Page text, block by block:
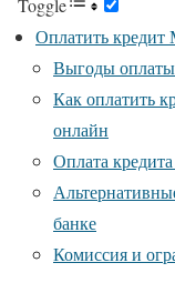
Toggle
Оплатить
Выгоды
Как оплатить
онлайн
Оплата
банке
Комиссия и